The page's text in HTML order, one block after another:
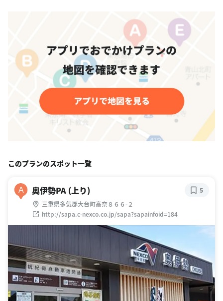
このプランのスポット一覧
A 奥伊勢PA (上り)
三重県多気郡大台町高奈８６６-２
http://sapa.c-nexco.co.jp/sapa?sapainfoid=184
5